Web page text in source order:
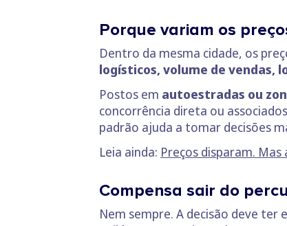
Porque variam os
Dentro da mesma cidade, os
logísticos, volume de vendas,
Postos em autoestradas ou
concorrência direta ou
padrão ajuda a tomar decisões
Leia ainda: Preços disparam.
Compensa sair do
Nem sempre. A decisão deve ter